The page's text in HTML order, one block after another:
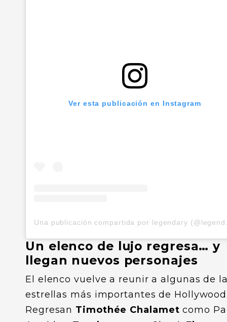
Ver esta publicación en Instagram
Una
Un elenco de lujo regresa… y
llegan nuevos personajes
El elenco vuelve a reunir a algunas de
estrellas más importantes de
Regresan Timothée Chalamet como